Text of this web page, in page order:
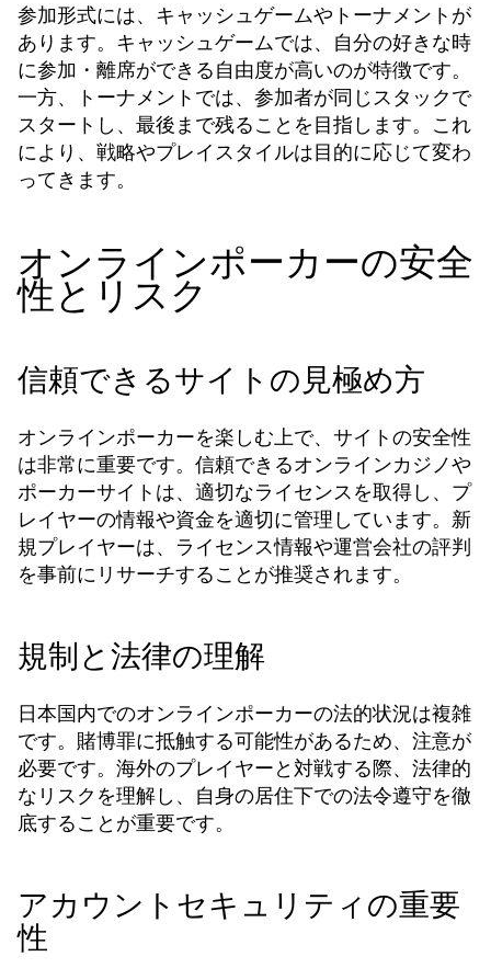
参加形式には、キャッシュゲームやトーナメントが
あります。キャッシュゲームでは、自分の好きな時
に参加・離席ができる自由度が高いのが特徴です。
一方、トーナメントでは、参加者が同じスタックで
スタートし、最後まで残ることを目指します。これ
により、戦略やプレイスタイルは目的に応じて変わ
ってきます。
オンラインポーカーの安全
性とリスク
信頼できるサイトの見極め方
オンラインポーカーを楽しむ上で、サイトの安全性
は非常に重要です。信頼できるオンラインカジノや
ポーカーサイトは、適切なライセンスを取得し、プ
レイヤーの情報や資金を適切に管理しています。新
規プレイヤーは、ライセンス情報や運営会社の評判
を事前にリサーチすることが推奨されます。
規制と法律の理解
日本国内でのオンラインポーカーの法的状況は複雑
です。賭博罪に抵触する可能性があるため、注意が
必要です。海外のプレイヤーと対戦する際、法律的
なリスクを理解し、自身の居住下での法令遵守を徹
底することが重要です。
アカウントセキュリティの重要
性